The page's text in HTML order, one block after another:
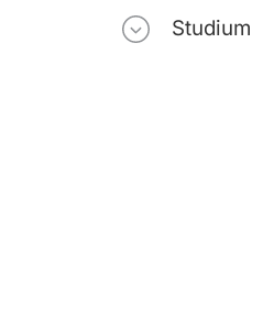
Studium